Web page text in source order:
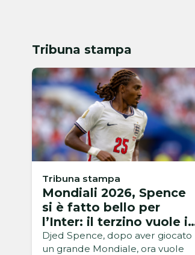
Tribuna stampa
Tribuna stampa
Mondiali 2026, Spence
si è fatto bello per
l’Inter: il terzino vuole i
nerazzurri
Djed Spence, dopo aver giocato
un grande Mondiale, ora vuole